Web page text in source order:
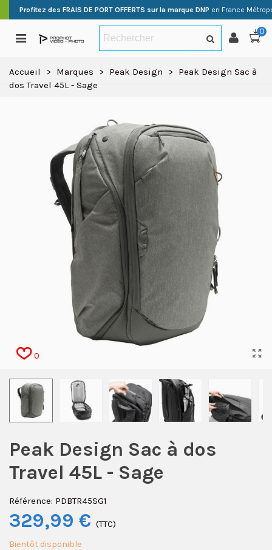
Profitez des FRAIS DE PORT OFFERTS sur la marque DNP en France
0
Accueil > Marques > Peak Design >
Peak Design Sac à
dos Travel 45L - Sage
0
Peak Design Sac à dos
Travel 45L - Sage
Référence: PDBTR45SG1
329,99 € (TTC)
Bientôt disponible